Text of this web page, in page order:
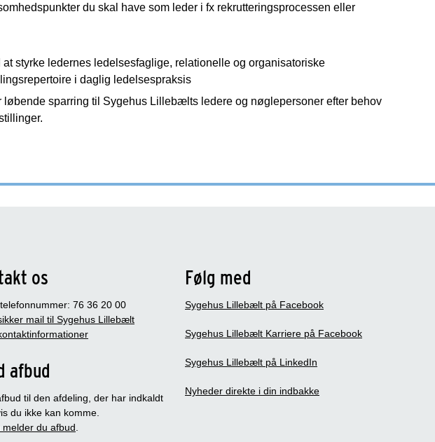
du skal have som leder i fx rekrutteringsprocessen eller
styrke ledernes ledelsesfaglige, relationelle og organisatoriske
i daglig ledelsespraksis
sparring til Sygehus Lillebælts ledere og nøglepersoner efter behov
os
76 36 20 00
mail til Sygehus Lillebælt
afbud
til den afdeling, der har indkaldt
du ikke kan komme.
melder du afbud
Følg med
Sygehus Lillebælt på Facebook
Sygehus Lillebælt Karriere på Facebook
Sygehus Lillebælt på LinkedIn
Nyheder direkte i din indbakke